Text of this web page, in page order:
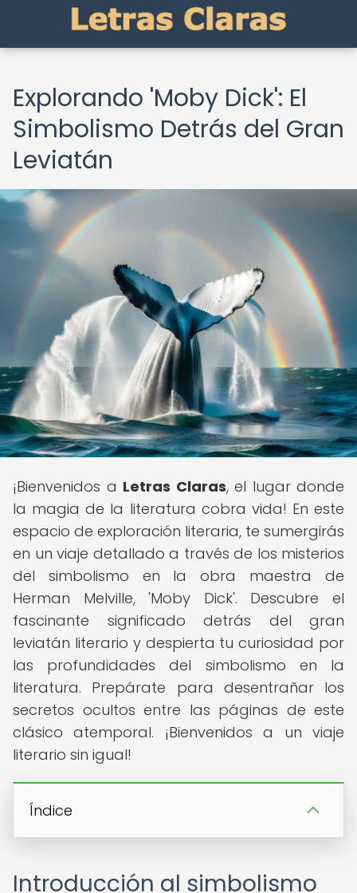
Explorando 'Moby Dick': El
Simbolismo Detrás del Gran
Leviatán
¡Bienvenidos a Letras Claras, el lugar donde
la magia de la literatura cobra vida! En este
espacio de exploración literaria, te sumergirás
en un viaje detallado a través de los misterios
del simbolismo en la obra maestra de
Herman Melville, 'Moby Dick'. Descubre el
fascinante significado detrás del gran
leviatán literario y despierta tu curiosidad por
las profundidades del simbolismo en la
literatura. Prepárate para desentrañar los
secretos ocultos entre las páginas de este
clásico atemporal. ¡Bienvenidos a un viaje
literario sin igual!
Índice
Introducción al simbolismo